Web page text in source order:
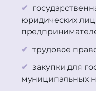
юридических
трудовое
закупки для
муниципальных